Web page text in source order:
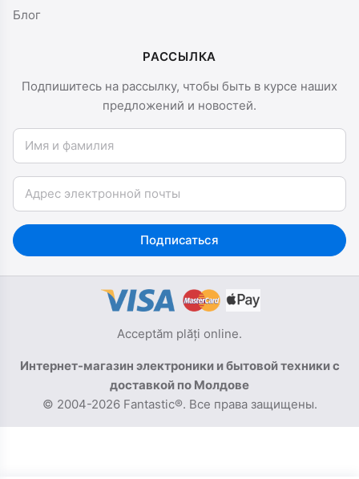
Блог
РАССЫЛКА
Подпишитесь на рассылку, чтобы быть в курсе наших
предложений и новостей.
Имя и фамилия
Email
Подписаться
Acceptăm plăți online.
Интернет-магазин электроники и бытовой техники с
доставкой по Молдове
© 2004-2026 Fantastic®. Все права защищены.